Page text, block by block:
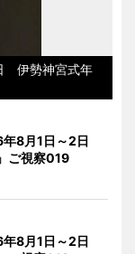
伊勢神宮式年
8月1日～2日
ご視察019
8月1日～2日